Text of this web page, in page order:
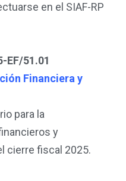
en el SIAF-RP
EF/51.01
Financiera y
para la
y
cierre fiscal 2025.